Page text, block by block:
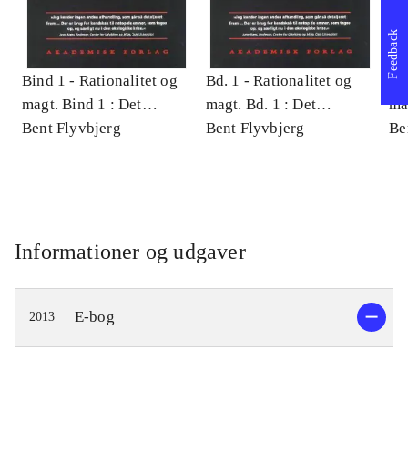
Bind 1 - Rationalitet og
magt. Bind 1 : Det
konkretes videnskab
Bent Flyvbjerg
Bd. 1 -Rationalitet og
magt. Bd. 1 : Det
konkretes videnskab
Bent Flyvbjerg
Informationer og udgaver
2013 E-bog
Feedback